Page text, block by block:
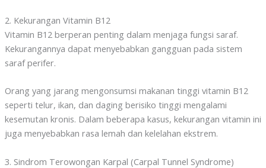
2. Kekurangan Vitamin B12
Vitamin B12 berperan penting dalam menjaga fungsi saraf.
Kekurangannya dapat menyebabkan gangguan pada sistem
saraf perifer.
Orang yang jarang mengonsumsi makanan tinggi vitamin B12
seperti telur, ikan, dan daging berisiko tinggi mengalami
kesemutan kronis. Dalam beberapa kasus, kekurangan vitamin ini
juga menyebabkan rasa lemah dan kelelahan ekstrem.
3. Sindrom Terowongan Karpal (Carpal Tunnel Syndrome)